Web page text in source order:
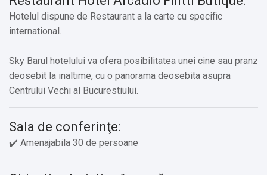
Hotelul dispune de Restaurant a la carte cu specific
international.
Sky Barul hotelului va ofera posibilitatea unei cine sau pranz
deosebit la inaltime, cu o panorama deosebita asupra
Centrului Vechi al Bucurestiului.
Sala de conferinţe:
✔️ Amenajabila 30 de persoane